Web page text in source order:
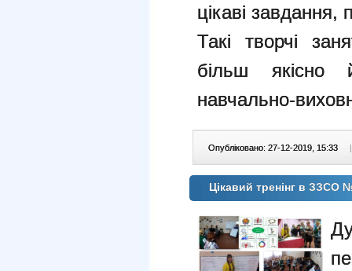
цікаві завдання,
Такі творчі
більш якісно
навчально-
Опубліковано: 27-12-2019, 15:33 |
Цікавий тренінг в ЗЗСО